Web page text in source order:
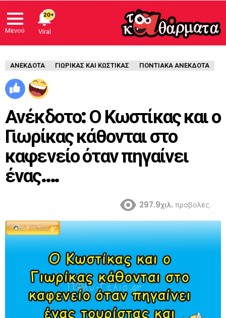
Μενού
ΑΝΈΚΔΟΤΑ ΓΙΩΡΙΚΑΣ ΚΑΙ ΚΩΣΤΙΚΑΣ ΠΟΝΤΙΑΚΑ ΑΝΕΚΔΟΤΑ
Ανέκδοτο: Ο Κωστίκας και ο
Γιωρίκας κάθονται στο
καφενείο όταν πηγαίνει
ένας….
297.9χιλ. προβολές.
20+
Viral